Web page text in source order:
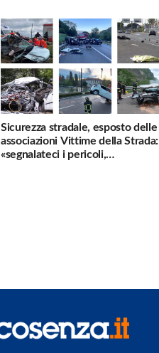
Sicurezza stradale, esposto delle
associazioni Vittime della Strada:
«segnalateci i pericoli,